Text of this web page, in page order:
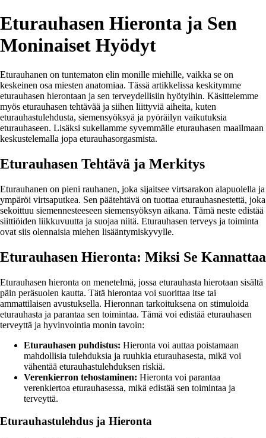
Eturauhasen Hieronta ja Sen
Moninaiset Hyödyt
Eturauhanen on tuntematon elin monille miehille, vaikka se on
keskeinen osa miesten anatomiaa. Tässä artikkelissa keskitymme
eturauhasen hierontaan ja sen terveydellisiin hyötyihin. Käsittelemme
myös eturauhasen tehtävää ja siihen liittyviä aiheita, kuten
eturauhastulehdusta, siemensyöksyä ja pyöräilyn vaikutuksia
eturauhaseen. Lisäksi sukellamme syvemmälle eturauhasen maailmaan
keskustelemalla jopa eturauhasorgasmista.
Eturauhasen Tehtävä ja Merkitys
Eturauhanen on pieni rauhanen, joka sijaitsee virtsarakon alapuolella ja
ympäröi virtsaputkea. Sen päätehtävä on tuottaa eturauhasnestettä, joka
sekoittuu siemennesteeseen siemensyöksyn aikana. Tämä neste edistää
siittiöiden liikkuvuutta ja suojaa niitä. Eturauhasen terveys ja toiminta
ovat siis olennaisia miehen lisääntymiskyvylle.
Eturauhasen Hieronta: Miksi Se Kannattaa
Eturauhasen hieronta on menetelmä, jossa eturauhasta hierotaan sisältä
päin peräsuolen kautta. Tätä hierontaa voi suorittaa itse tai
ammattilaisen avustuksella. Hieronnan tarkoituksena on stimuloida
eturauhasta ja parantaa sen toimintaa. Tämä voi edistää eturauhasen
terveyttä ja hyvinvointia monin tavoin:
Eturauhasen puhdistus: Hieronta voi auttaa poistamaan
mahdollisia tulehduksia ja ruuhkia eturauhasesta, mikä voi
vähentää eturauhastulehduksen riskiä.
Verenkierron tehostaminen: Hieronta voi parantaa
verenkiertoa eturauhasessa, mikä edistää sen toimintaa ja
terveyttä.
Eturauhastulehdus ja Hieronta